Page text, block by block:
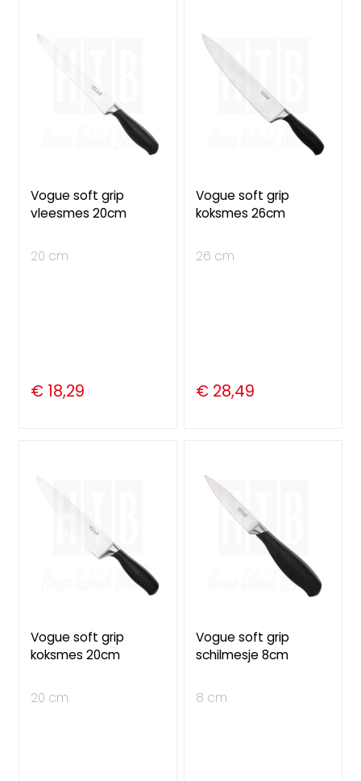
Vogue soft grip
vleesmes 20cm
20 cm
€ 18,29
Vogue soft grip
koksmes 26cm
26 cm
€ 28,49
Vogue soft grip
koksmes 20cm
20 cm
Vogue soft grip
schilmesje 8cm
8 cm